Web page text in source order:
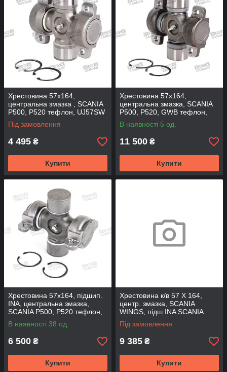
Хрестовина 57x164,
центральна змазка , SCANIA
P500, P520 тефлон, UJ57SW
(DRIVESHAFT PARTS)
Під замовлення
4 495 ₴
Купити
Хрестовина 57x164,
центральна змазка, SCANIA
P500, P520, GWB тефлон,
UJ57SW-SP (SPICER)
В наявності 5 од.
11 500 ₴
Купити
Хрестовина 57x164, підшип.
INA, центральна змазка,
SCANIA P500, P520 тефлон,
UJ57SWINA (FBC)
В наявності 38 од.
6 500 ₴
Купити
Хрестовина к/в 57 X 164,
центр. змазка, SCANIA
WINGS, підш INA SCANIA
P500, P520, UJ57SWINA-G
(FBC)
Під замовлення
9 385 ₴
Купити